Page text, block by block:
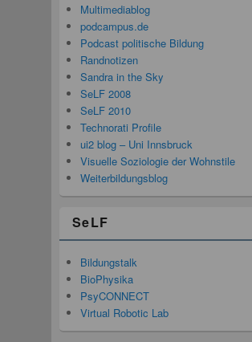
Multimediablog
podcampus.de
Podcast politische Bildung
Randnotizen
Sandra in the Sky
SeLF 2008
SeLF 2010
Technorati Profile
ui2 blog – Uni Innsbruck
Visuelle Soziologie der Wohnstile
Weiterbildungsblog
SeLF
Bildungstalk
BioPhysika
PsyCONNECT
Virtual Robotic Lab